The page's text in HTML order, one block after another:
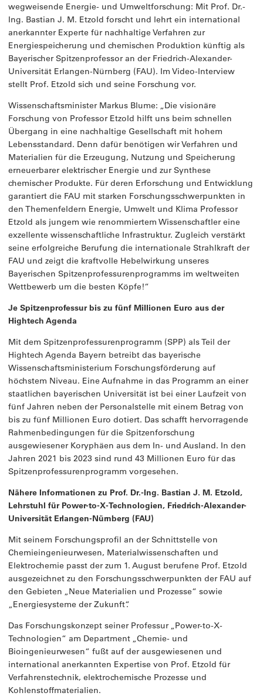
wegweisende Energie- und Umweltforschung: Mit Prof. Dr.-
Ing. Bastian J. M. Etzold forscht und lehrt ein international
anerkannter Experte für nachhaltige Verfahren zur
Energiespeicherung und chemischen Produktion künftig als
Bayerischer Spitzenprofessor an der Friedrich-Alexander-
Universität Erlangen-Nürnberg (FAU). Im Video-Interview
stellt Prof. Etzold sich und seine Forschung vor.
Wissenschaftsminister Markus Blume: „Die visionäre
Forschung von Professor Etzold hilft uns beim schnellen
Übergang in eine nachhaltige Gesellschaft mit hohem
Lebensstandard. Denn dafür benötigen wir Verfahren und
Materialien für die Erzeugung, Nutzung und Speicherung
erneuerbarer elektrischer Energie und zur Synthese
chemischer Produkte. Für deren Erforschung und Entwicklung
garantiert die FAU mit starken Forschungsschwerpunkten in
den Themenfeldern Energie, Umwelt und Klima Professor
Etzold als jungem wie renommiertem Wissenschaftler eine
exzellente wissenschaftliche Infrastruktur. Zugleich verstärkt
seine erfolgreiche Berufung die internationale Strahlkraft der
FAU und zeigt die kraftvolle Hebelwirkung unseres
Bayerischen Spitzenprofessurenprogramms im weltweiten
Wettbewerb um die besten Köpfe!“
Je Spitzenprofessur bis zu fünf Millionen Euro aus der
Hightech Agenda
Mit dem Spitzenprofessurenprogramm (SPP) als Teil der
Hightech Agenda Bayern betreibt das bayerische
Wissenschaftsministerium Forschungsförderung auf
höchstem Niveau. Eine Aufnahme in das Programm an einer
staatlichen bayerischen Universität ist bei einer Laufzeit von
fünf Jahren neben der Personalstelle mit einem Betrag von
bis zu fünf Millionen Euro dotiert. Das schafft hervorragende
Rahmenbedingungen für die Spitzenforschung
ausgewiesener Koryphäen aus dem In- und Ausland. In den
Jahren 2021 bis 2023 sind rund 43 Millionen Euro für das
Spitzenprofessurenprogramm vorgesehen.
Nähere Informationen zu Prof. Dr.-Ing. Bastian J. M. Etzold,
Lehrstuhl für Power-to-X-Technologien, Friedrich-Alexander-
Universität Erlangen-Nürnberg (FAU)
Mit seinem Forschungsprofil an der Schnittstelle von
Chemieingenieurwesen, Materialwissenschaften und
Elektrochemie passt der zum 1. August berufene Prof. Etzold
ausgezeichnet zu den Forschungsschwerpunkten der FAU auf
den Gebieten „Neue Materialien und Prozesse“ sowie
„Energiesysteme der Zukunft“.
Das Forschungskonzept seiner Professur „Power-to-X-
Technologien“ am Department „Chemie- und
Bioingenieurwesen“ fußt auf der ausgewiesenen und
international anerkannten Expertise von Prof. Etzold für
Verfahrenstechnik, elektrochemische Prozesse und
Kohlenstoffmaterialien.